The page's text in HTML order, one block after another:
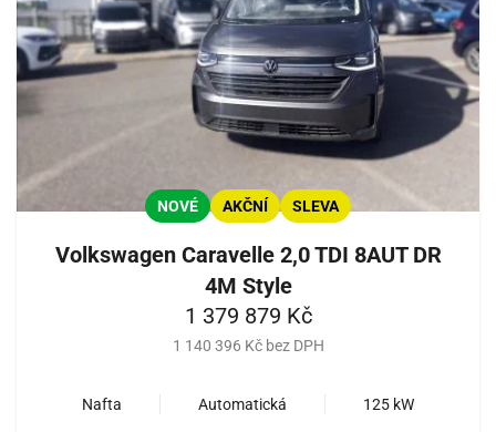
NOVÉ AKČNÍ SLEVA
Volkswagen Caravelle 2,0 TDI 8AUT DR
4M Style
1 379 879 Kč
1 140 396 Kč bez DPH
Nafta Automatická 125 kW